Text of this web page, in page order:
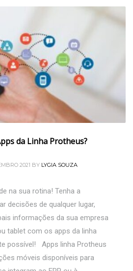
da Linha Protheus?
2021 BY LYGIA SOUZA
na sua rotina! Tenha a
decisões de qualquer lugar,
informações da sua empresa
tablet com os apps da linha
possível! Apps linha Protheus
móveis disponíveis para